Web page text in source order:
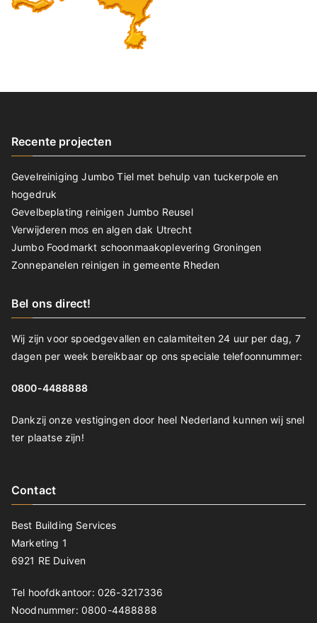
Recente projecten
Gevelreiniging Jumbo Tiel met behulp van tuckerpole en
hogedruk
Gevelbeplating reinigen Jumbo Reusel
Verwijderen mos en algen dak Utrecht
Jumbo Foodmarkt schoonmaakoplevering Groningen
Zonnepanelen reinigen in gemeente Rheden
Bel ons direct!
Wij zijn voor spoedgevallen en calamiteiten 24 uur per dag, 7
dagen per week bereikbaar op ons speciale telefoonnummer:
0800-4488888
Dankzij onze vestigingen door heel Nederland kunnen wij snel
ter plaatse zijn!
Contact
Best Building Services
Marketing 1
6921 RE Duiven
Tel hoofdkantoor: 026-3217336
Noodnummer: 0800-4488888